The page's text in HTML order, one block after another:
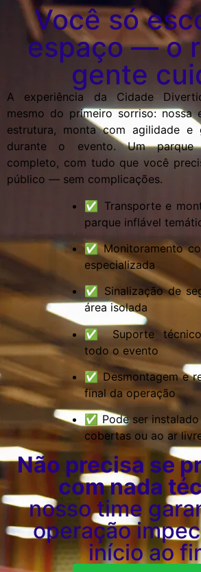
Você só
espaço — o
gente
A experiência da Cidade
mesmo do primeiro sorriso: nossa
estrutura, monta com agilidade e
durante o evento. Um parque
completo, com tudo que você
público — sem complicações.
✅ Transporte e
parque inflável
✅ Monitoramento
especializada
✅ Sinalização de
área isolada
✅ Suporte
todo o evento
✅ Desmontagem e
final da operação
✅ Pode ser
cobertas ou ao ar
Não precisa se
com nada
nosso time
operação
início ao